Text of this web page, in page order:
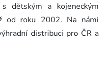
dětským a kojeneckým
od roku 2002. Na námi
distribuci pro ČR a